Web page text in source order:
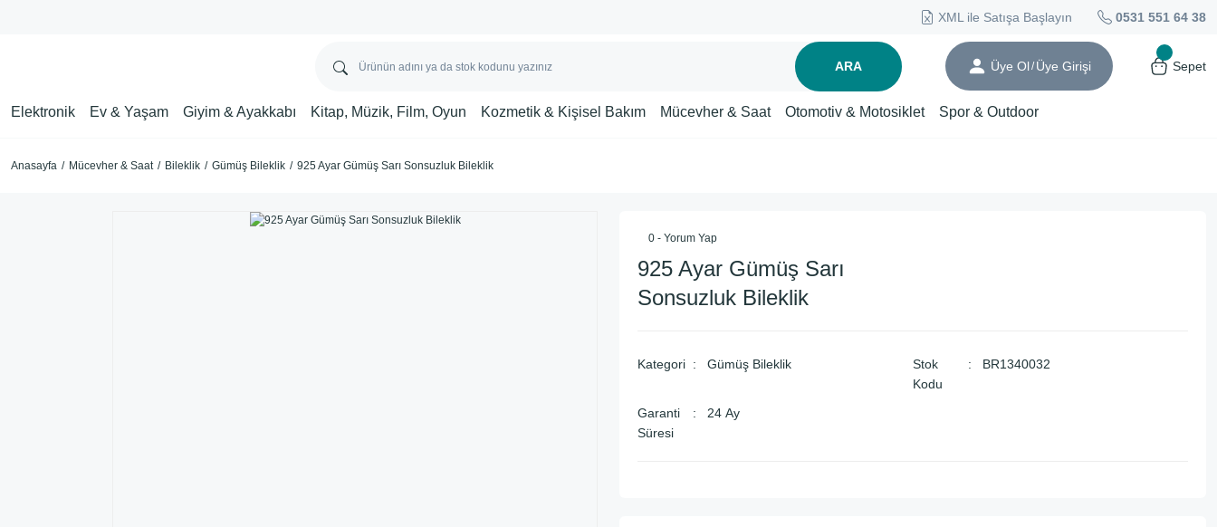
XML ile Satışa Başlayın 0531 551 64 38
ARA Üye Ol/ Üye Girişi Sepet
Elektronik Ev & Yaşam Giyim & Ayakkabı Kitap, Müzik, Film, Oyun Kozmetik & Kişisel Bakım Mücevher & Saat Otomotiv & Motosiklet Spor & Outdoor
Anasayfa Mücevher & Saat Bileklik Gümüş Bileklik 925 Ayar Gümüş Sarı Sonsuzluk Bileklik
0 - Yorum Yap
925 Ayar Gümüş Sarı
Sonsuzluk Bileklik
Kategori Gümüş Bileklik
Stok
Kodu
BR1340032
Garanti
Süresi
24 Ay